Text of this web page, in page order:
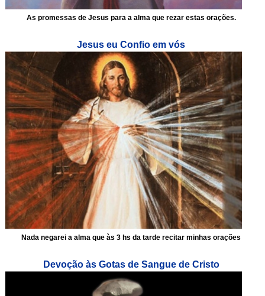
As promessas de Jesus para a alma que rezar estas orações.
Jesus eu Confio em vós
Nada negarei a alma que às 3 hs da tarde recitar minhas orações
Devoção às Gotas de Sangue de Cristo